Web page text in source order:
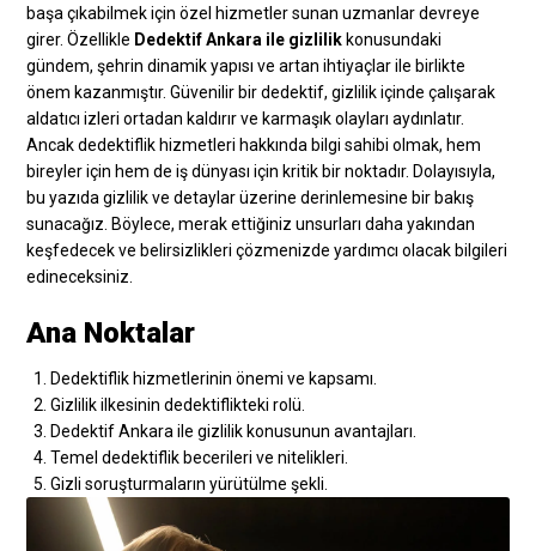
başa çıkabilmek için özel hizmetler sunan uzmanlar devreye
girer. Özellikle Dedektif Ankara ile gizlilik konusundaki
gündem, şehrin dinamik yapısı ve artan ihtiyaçlar ile birlikte
önem kazanmıştır. Güvenilir bir dedektif, gizlilik içinde çalışarak
aldatıcı izleri ortadan kaldırır ve karmaşık olayları aydınlatır.
Ancak dedektiflik hizmetleri hakkında bilgi sahibi olmak, hem
bireyler için hem de iş dünyası için kritik bir noktadır. Dolayısıyla,
bu yazıda gizlilik ve detaylar üzerine derinlemesine bir bakış
sunacağız. Böylece, merak ettiğiniz unsurları daha yakından
keşfedecek ve belirsizlikleri çözmenizde yardımcı olacak bilgileri
edineceksiniz.
Ana Noktalar
Dedektiflik hizmetlerinin önemi ve kapsamı.
Gizlilik ilkesinin dedektiflikteki rolü.
Dedektif Ankara ile gizlilik konusunun avantajları.
Temel dedektiflik becerileri ve nitelikleri.
Gizli soruşturmaların yürütülme şekli.